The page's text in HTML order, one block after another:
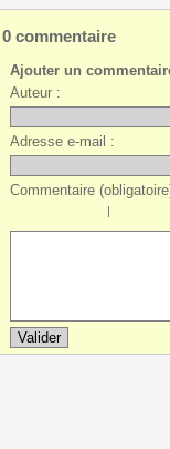
0 commentaire
Ajouter un
Auteur :
Adresse e-mail :
Commentaire
|